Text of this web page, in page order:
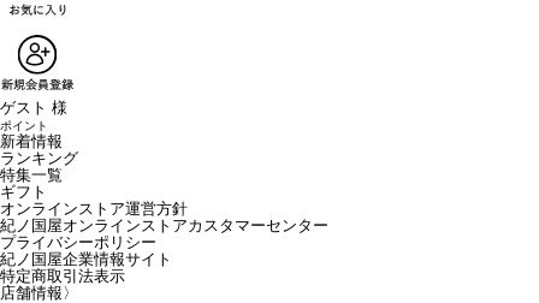
ゲスト 様
ポイント
新着情報
ランキング
特集一覧
ギフト
オンラインストア運営方針
紀ノ国屋オンラインストアカスタマーセンター
プライバシーポリシー
紀ノ国屋企業情報サイト
特定商取引法表示
店舗情報 〉